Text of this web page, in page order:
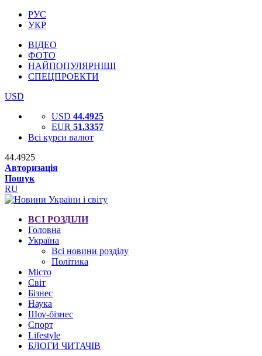
РУС
УКР
ВІДЕО
ФОТО
НАЙПОПУЛЯРНІШІ
СПЕЦПРОЕКТИ
USD
USD 44.4925
EUR 51.3357
Всі курси валют
44.4925
Авторизація
Пошук
RU
ВСІ РОЗДІЛИ
Головна
Україна
Всі новини розділу
Політика
Місто
Світ
Бізнес
Наука
Шоу-бізнес
Спорт
Lifestyle
БЛОГИ ЧИТАЧІВ